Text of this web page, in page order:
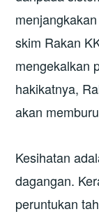
skim Rakan
mengekalkan
hakikatnya,
akan
Kesihatan
dagangan.
peruntukan